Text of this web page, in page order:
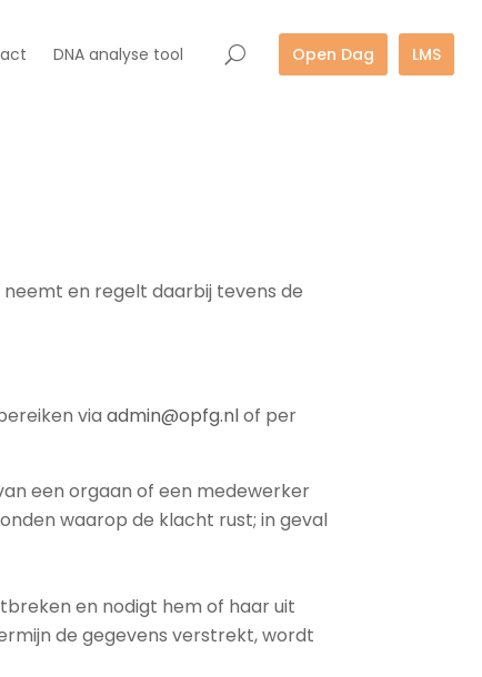
DNA analyse tool Open Dag LMS
en regelt daarbij tevens de
viaadmin@opfg.nlof per
een orgaan of een medewerker
waarop de klacht rust; in geval
en nodigt hem of haar uit
de gegevens verstrekt, wordt